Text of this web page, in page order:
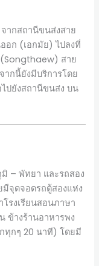
จากสถานีขนส่งสาย
อก (เอกมัย) ไปลงที่
สาย
ากนี้ยังมีบริการโดย
ปยังสถานีขนส่ง บน
– พัทยา และรถสอง
จุดจอดรถตู้สองแห่ง
รงเรียนสอนภาษา
ข้างร้านอาหารพง
ทุกๆ 20 นาที) โดยมี